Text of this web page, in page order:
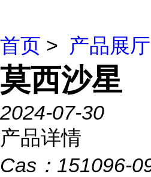
首页 > 产品展厅
莫西沙星
2024-07-30
产品详情
Cas： 151096-